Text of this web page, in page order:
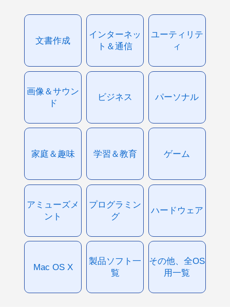
文書作成
インターネッ
ト＆通信
ユーティリテ
ィ
画像＆サウン
ド
ビジネス パーソナル
家庭＆趣味 学習＆教育 ゲーム
アミューズメ
ント
プログラミン
グ
ハードウェア
Mac OS X
製品ソフト一
覧
その他、全OS
用一覧